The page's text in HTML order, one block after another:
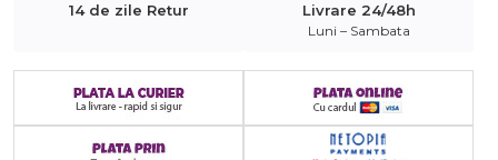
14 de zile Retur Livrare 24/48h
Luni – Sambata